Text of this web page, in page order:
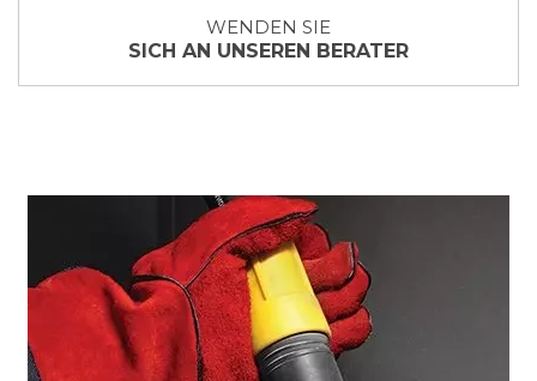
WENDEN SIE
SICH AN UNSEREN BERATER